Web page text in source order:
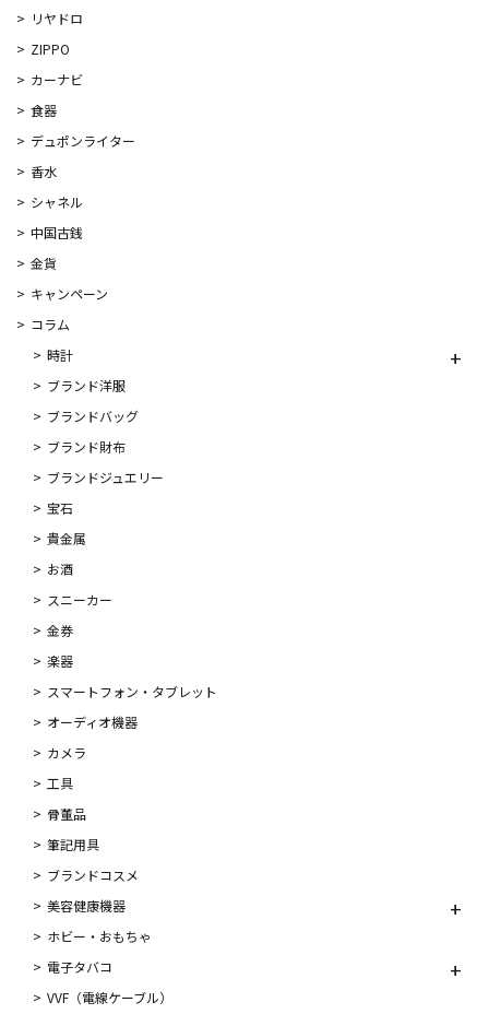
リヤドロ
ZIPPO
カーナビ
食器
デュポンライター
香水
シャネル
中国古銭
金貨
キャンペーン
コラム
時計
ブランド洋服
ブランドバッグ
ブランド財布
ブランドジュエリー
宝石
貴金属
お酒
スニーカー
金券
楽器
スマートフォン・タブレット
オーディオ機器
カメラ
工具
骨董品
筆記用具
ブランドコスメ
美容健康機器
ホビー・おもちゃ
電子タバコ
VVF（電線ケーブル）